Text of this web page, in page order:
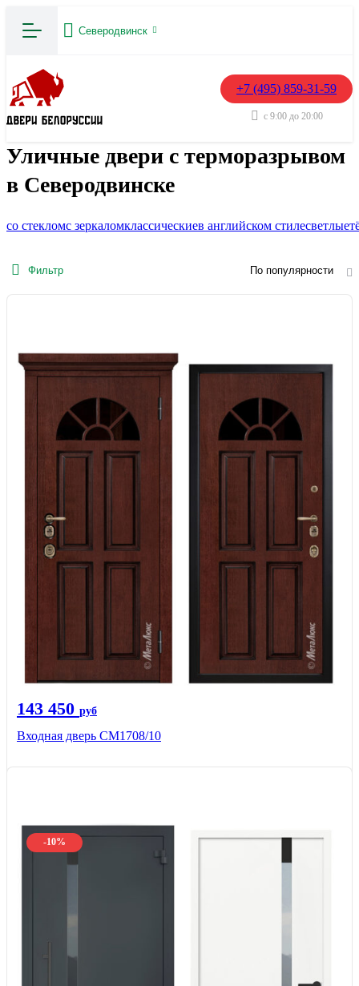
Северодвинск
+7 (495) 859-31-59
с 9:00 до 20:00
Уличные двери с терморазрывом
в Северодвинске
со стекломс зеркаломклассическиев английском стилесветлые
Фильтр По популярности
143 450 руб
Входная дверь CМ1708/10
-10%